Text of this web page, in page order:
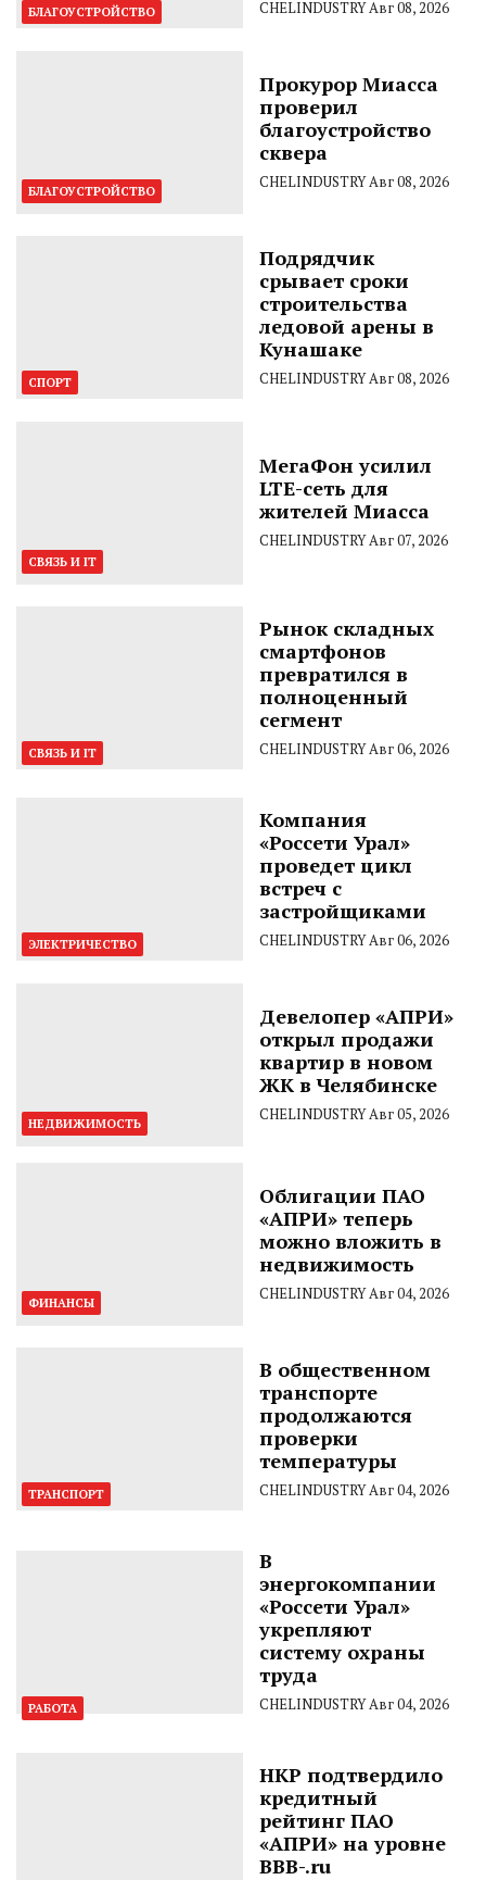
БЛАГОУСТРОЙСТВО CHELINDUSTRYАвг 08, 2026
БЛАГОУСТРОЙСТВО
Прокурор Миасса
проверил
благоустройство
сквера
CHELINDUSTRYАвг 08, 2026
СПОРТ
Подрядчик
срывает сроки
строительства
ледовой арены в
Кунашаке
CHELINDUSTRYАвг 08, 2026
СВЯЗЬ И IT
МегаФон усилил
LTE-сеть для
жителей Миасса
CHELINDUSTRYАвг 07, 2026
СВЯЗЬ И IT
Рынок складных
смартфонов
превратился в
полноценный
сегмент
CHELINDUSTRYАвг 06, 2026
ЭЛЕКТРИЧЕСТВО
Компания
«Россети Урал»
проведет цикл
встреч с
застройщиками
CHELINDUSTRYАвг 06, 2026
НЕДВИЖИМОСТЬ
Девелопер «АПРИ»
открыл продажи
квартир в новом
ЖК в Челябинске
CHELINDUSTRYАвг 05, 2026
ФИНАНСЫ
Облигации ПАО
«АПРИ» теперь
можно вложить в
недвижимость
CHELINDUSTRYАвг 04, 2026
ТРАНСПОРТ
В общественном
транспорте
продолжаются
проверки
температуры
CHELINDUSTRYАвг 04, 2026
РАБОТА
В
энергокомпании
«Россети Урал»
укрепляют
систему охраны
труда
CHELINDUSTRYАвг 04, 2026
НКР подтвердило
кредитный
рейтинг ПАО
«АПРИ» на уровне
BBB-.ru